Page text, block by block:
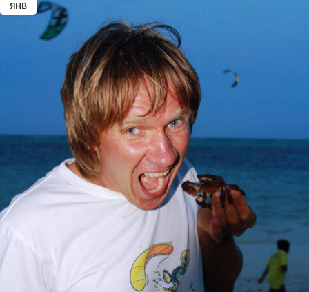
ЯНВ